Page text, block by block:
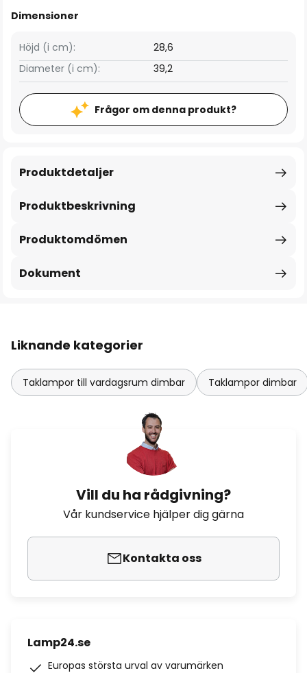
Dimensioner
Höjd (i cm):
28,6
Diameter (i cm):
39,2
Frågor om denna produkt?
Produktbeskrivning
Produktdetaljer
Produktomdömen
Dokument
Liknande kategorier
Taklampor till vardagsrum dimbar Taklampor dimbar
Vill du ha rådgivning?
Vår kundservice hjälper dig gärna
Kontakta oss
Lamp24.se
Europas största urval av varumärken